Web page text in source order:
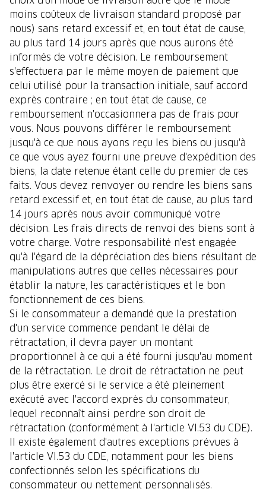
moins coûteux de livraison standard proposé par
nous) sans retard excessif et, en tout état de cause,
au plus tard 14 jours après que nous aurons été
informés de votre décision. Le remboursement
s'effectuera par le même moyen de paiement que
celui utilisé pour la transaction initiale, sauf accord
exprès contraire ; en tout état de cause, ce
remboursement n'occasionnera pas de frais pour
vous. Nous pouvons différer le remboursement
jusqu'à ce que nous ayons reçu les biens ou jusqu'à
ce que vous ayez fourni une preuve d'expédition des
biens, la date retenue étant celle du premier de ces
faits. Vous devez renvoyer ou rendre les biens sans
retard excessif et, en tout état de cause, au plus tard
14 jours après nous avoir communiqué votre
décision. Les frais directs de renvoi des biens sont à
votre charge. Votre responsabilité n'est engagée
qu'à l'égard de la dépréciation des biens résultant de
manipulations autres que celles nécessaires pour
établir la nature, les caractéristiques et le bon
fonctionnement de ces biens.
Si le consommateur a demandé que la prestation
d'un service commence pendant le délai de
rétractation, il devra payer un montant
proportionnel à ce qui a été fourni jusqu'au moment
de la rétractation. Le droit de rétractation ne peut
plus être exercé si le service a été pleinement
exécuté avec l'accord exprès du consommateur,
lequel reconnaît ainsi perdre son droit de
rétractation (conformément à l'article VI.53 du CDE).
Il existe également d'autres exceptions prévues à
l'article VI.53 du CDE, notamment pour les biens
confectionnés selon les spécifications du
consommateur ou nettement personnalisés.